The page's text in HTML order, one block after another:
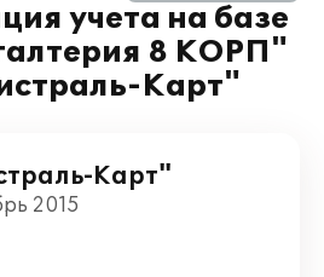
учета на базе
8 КОРП"
Карт"
Карт"
2015